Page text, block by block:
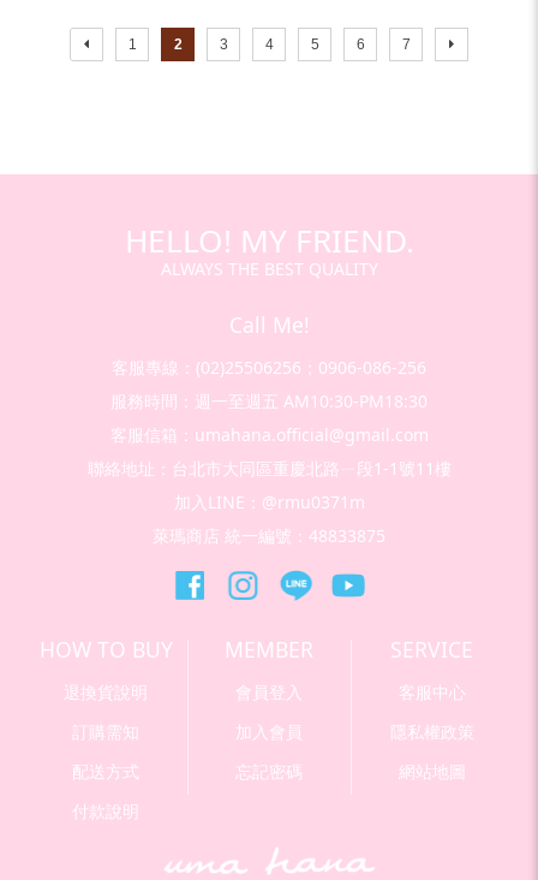
1 2 3 4 5 6 7
HELLO! MY FRIEND.
ALWAYS THE BEST QUALITY
Call Me!
客服專線：(02)25506256；0906-086-256
服務時間：週一至週五 AM10:30-PM18:30
客服信箱：umahana.official@gmail.com
聯絡地址：台北市大同區重慶北路ㄧ段1-1號11樓
加入LINE：@rmu0371m
萊瑪商店 統一編號：48833875
HOW TO BUY
退換貨說明
訂購需知
配送方式
付款說明
MEMBER
會員登入
加入會員
忘記密碼
SERVICE
客服中心
隱私權政策
網站地圖